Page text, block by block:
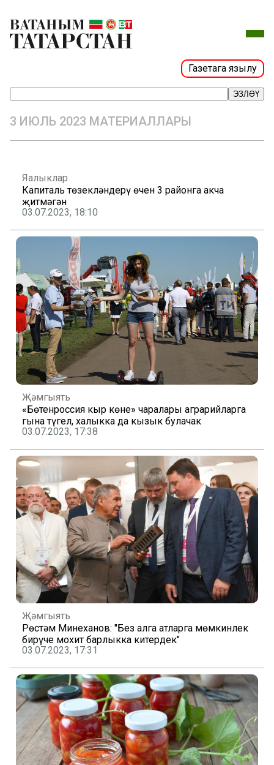
Газетага язылу
ЭЗЛӘҮ
3 ИЮЛЬ 2023 МАТЕРИАЛЛАРЫ
Яңалыклар
Капиталь төзекләндерү өчен 3 районга акча
җитмәгән
03.07.2023, 18:10
Җәмгыять
«Бөтенроссия кыр көне» чаралары аграрийларга
гына түгел, халыкка да кызык булачак
03.07.2023, 17:38
Җәмгыять
Рөстәм Миңнеханов: "Без алга атларга мөмкинлек
бирүче мохит барлыкка китердек"
03.07.2023, 17:31